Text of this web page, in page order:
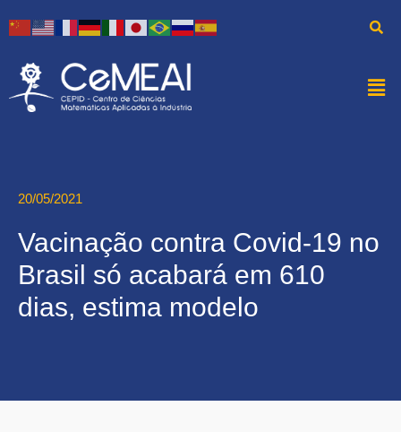
20/05/2021
Vacinação contra Covid-19 no
Brasil só acabará em 610
dias, estima modelo